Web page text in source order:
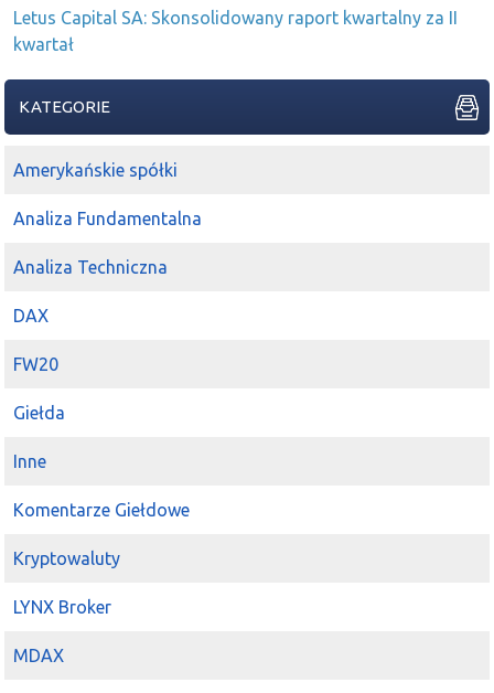
Letus Capital SA: Skonsolidowany raport kwartalny za II
kwartał
KATEGORIE
Amerykańskie spółki
Analiza Fundamentalna
Analiza Techniczna
DAX
FW20
Giełda
Inne
Komentarze Giełdowe
Kryptowaluty
LYNX Broker
MDAX